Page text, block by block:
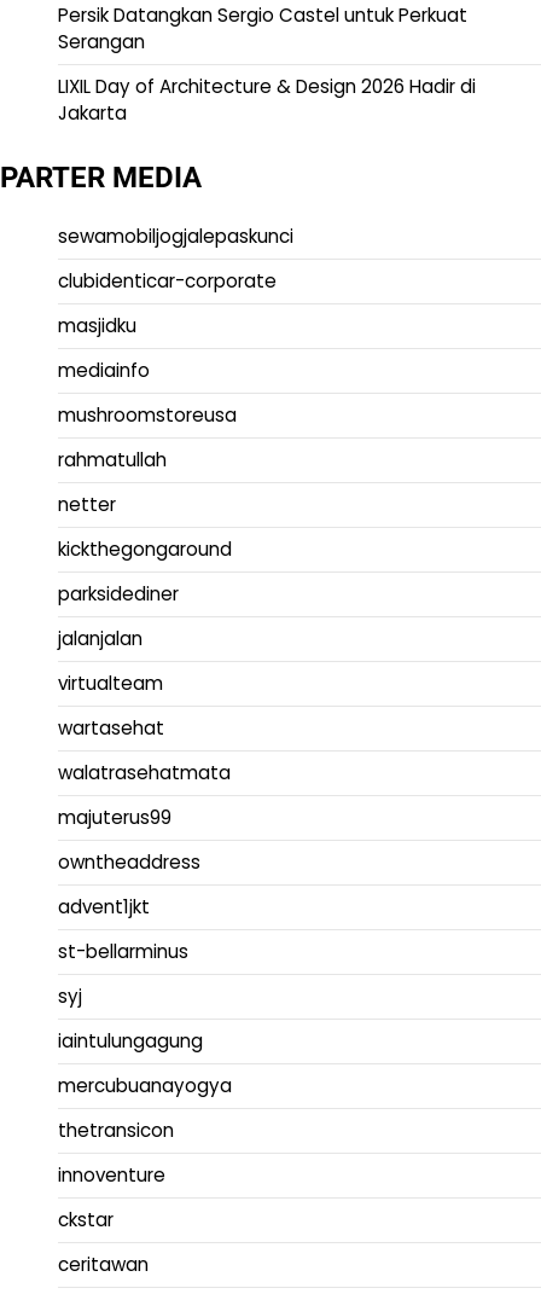
Persik Datangkan Sergio Castel untuk Perkuat
Serangan
LIXIL Day of Architecture & Design 2026 Hadir di
Jakarta
PARTER MEDIA
sewamobiljogjalepaskunci
clubidenticar-corporate
masjidku
mediainfo
mushroomstoreusa
rahmatullah
netter
kickthegongaround
parksidediner
jalanjalan
virtualteam
wartasehat
walatrasehatmata
majuterus99
owntheaddress
advent1jkt
st-bellarminus
syj
iaintulungagung
mercubuanayogya
thetransicon
innoventure
ckstar
ceritawan